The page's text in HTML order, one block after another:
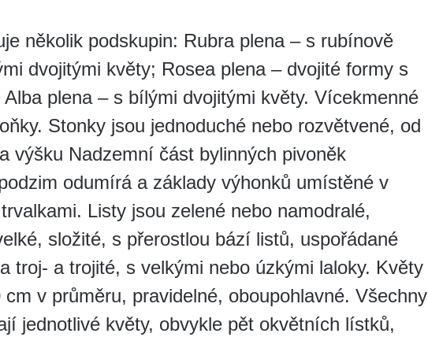
několik podskupin: Rubra plena – s rubínově
dvojitými květy; Rosea plena – dvojité formy s
plena – s bílými dvojitými květy. Vícekmenné
Stonky jsou jednoduché nebo rozvětvené, od
výšku Nadzemní část bylinných pivoněk
odumírá a základy výhonků umístěné v
Listy jsou zelené nebo namodralé,
složité, s přerostlou bází listů, uspořádané
troj- a trojité, s velkými nebo úzkými laloky. Květy
v průměru, pravidelné, oboupohlavné. Všechny
jednotlivé květy, obvykle pět okvětních lístků,